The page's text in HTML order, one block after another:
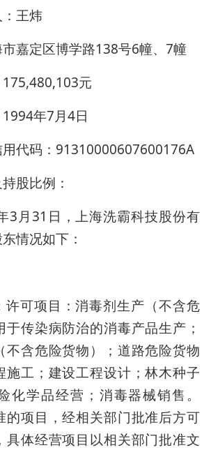
王炜
嘉定区博学路138号6幢、7幢
元
年7月4日
代码：91310000607600176A
股比例：
3月31日，上海洗霸科技股份有
情况如下：
许可项目：消毒剂生产（不含危
于传染病防治的消毒产品生产；
不含危险货物）；道路危险货物
施工；建设工程设计；林木种子
化学品经营；消毒器械销售。
的项目，经相关部门批准后方可
具体经营项目以相关部门批准文